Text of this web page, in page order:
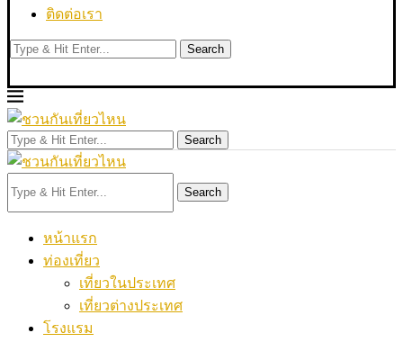
ติดต่อเรา
Search
Search
Search
หน้าแรก
ท่องเที่ยว
เที่ยวในประเทศ
เที่ยวต่างประเทศ
โรงแรม